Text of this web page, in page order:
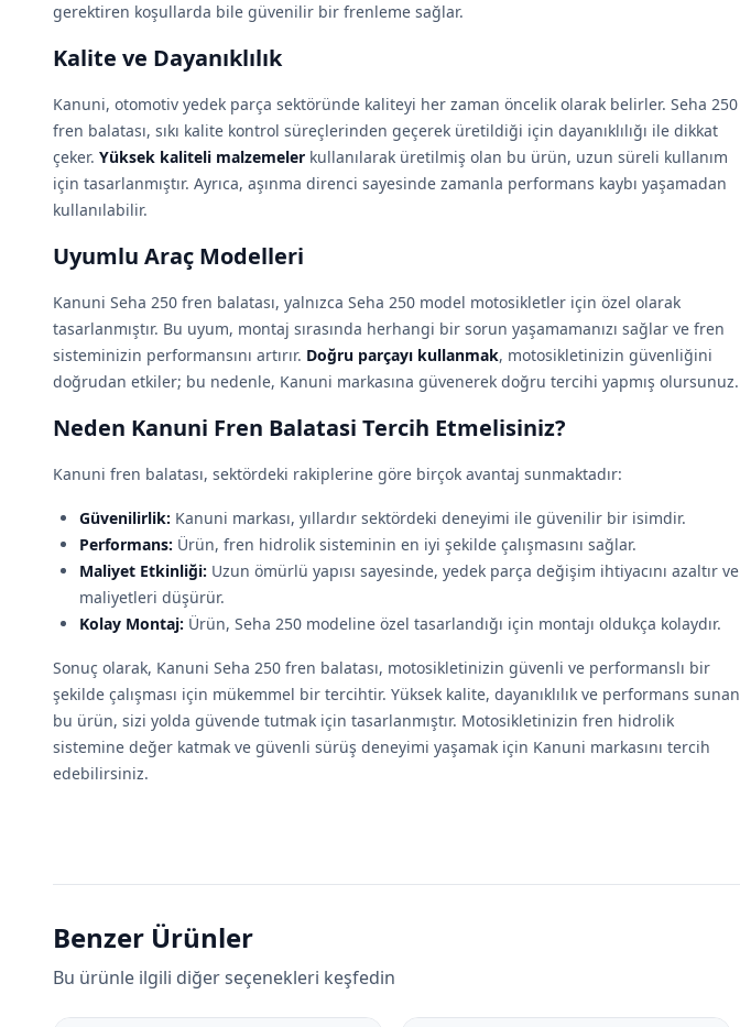
gerektiren koşullarda bile güvenilir bir frenleme sağlar.
Kalite ve Dayanıklılık
Kanuni, otomotiv yedek parça sektöründe kaliteyi her zaman öncelik olarak belirler. Seha 250
fren balatası, sıkı kalite kontrol süreçlerinden geçerek üretildiği için dayanıklılığı ile dikkat
çeker. Yüksek kaliteli malzemeler kullanılarak üretilmiş olan bu ürün, uzun süreli kullanım
için tasarlanmıştır. Ayrıca, aşınma direnci sayesinde zamanla performans kaybı yaşamadan
kullanılabilir.
Uyumlu Araç Modelleri
Kanuni Seha 250 fren balatası, yalnızca Seha 250 model motosikletler için özel olarak
tasarlanmıştır. Bu uyum, montaj sırasında herhangi bir sorun yaşamamanızı sağlar ve fren
sisteminizin performansını artırır. Doğru parçayı kullanmak, motosikletinizin güvenliğini
doğrudan etkiler; bu nedenle, Kanuni markasına güvenerek doğru tercihi yapmış olursunuz.
Neden Kanuni Fren Balatasi Tercih Etmelisiniz?
Kanuni fren balatası, sektördeki rakiplerine göre birçok avantaj sunmaktadır:
Güvenilirlik: Kanuni markası, yıllardır sektördeki deneyimi ile güvenilir bir isimdir.
Performans: Ürün, fren hidrolik sisteminin en iyi şekilde çalışmasını sağlar.
Maliyet Etkinliği: Uzun ömürlü yapısı sayesinde, yedek parça değişim ihtiyacını azaltır ve
maliyetleri düşürür.
Kolay Montaj: Ürün, Seha 250 modeline özel tasarlandığı için montajı oldukça kolaydır.
Sonuç olarak, Kanuni Seha 250 fren balatası, motosikletinizin güvenli ve performanslı bir
şekilde çalışması için mükemmel bir tercihtir. Yüksek kalite, dayanıklılık ve performans sunan
bu ürün, sizi yolda güvende tutmak için tasarlanmıştır. Motosikletinizin fren hidrolik
sistemine değer katmak ve güvenli sürüş deneyimi yaşamak için Kanuni markasını tercih
edebilirsiniz.
Benzer Ürünler
Bu ürünle ilgili diğer seçenekleri keşfedin